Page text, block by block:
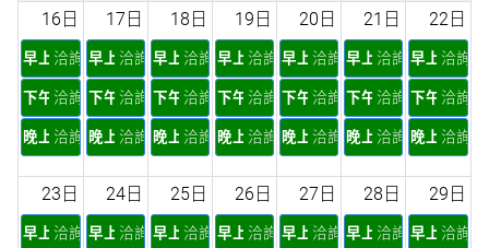
16日
早上 洽詢
下午 洽詢
晚上 洽詢
17日
早上 洽詢
下午 洽詢
晚上 洽詢
18日
早上 洽詢
下午 洽詢
晚上 洽詢
19日
早上 洽詢
下午 洽詢
晚上 洽詢
20日
早上 洽詢
下午 洽詢
晚上 洽詢
21日
早上 洽詢
下午 洽詢
晚上 洽詢
22日
早上 洽詢
下午 洽詢
晚上 洽詢
23日
早上 洽詢
24日
早上 洽詢
25日
早上 洽詢
26日
早上 洽詢
27日
早上 洽詢
28日
早上 洽詢
29日
早上 洽詢